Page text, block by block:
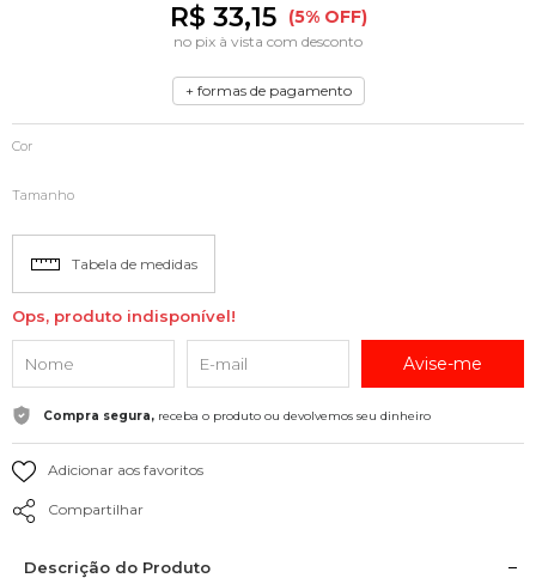
R$ 33,15 (5% OFF)
no pix à vista com desconto
+ formas de pagamento
Cor
Tamanho
Tabela de medidas
Ops, produto indisponível!
Avise-me
Compra segura, receba o produto ou devolvemos seu dinheiro
Adicionar aos favoritos
Compartilhar
Descrição do Produto